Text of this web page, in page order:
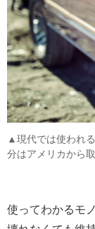
▲現代では使われ
分はアメリカから
使ってわかるモ